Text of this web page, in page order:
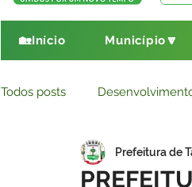
🏡Início Município🔽
Todos posts
Comunicado
Prefeitura de